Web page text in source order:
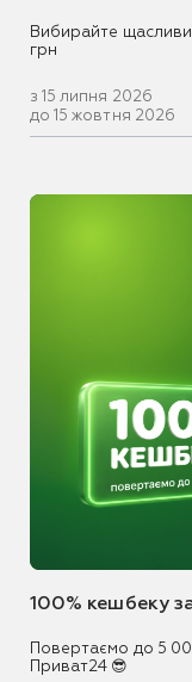
Вибирайте
грн
з 15 липня 2026
до 15 жовтня 2026
100% кешбеку
Повертаємо до 5
Приват24 😎